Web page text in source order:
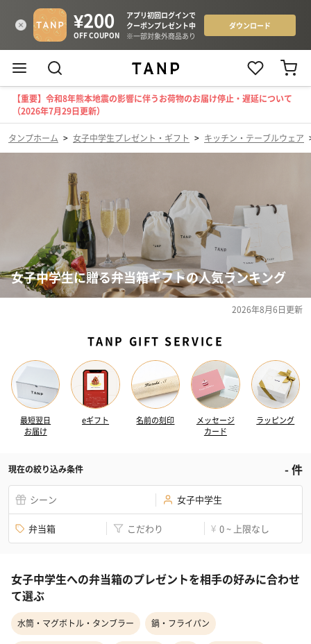
【重要】令和8年熊本地震の影響に伴うお荷物のお届け停止・遅延について
（2026年7月29日更新）
タンプホーム > 女子中学生プレゼント・ギフト > キッチン・テーブルウェア
女子中学生に贈る弁当箱ギフトの人気ランキング
2026年8月6日更新
TANP GIFT SERVICE
最短翌日
お届け
eギフト 名前の刻印
メッセージ
カード
ラッピング
現在の絞り込み条件 -件
シーン 女子中学生
弁当箱 こだわり ¥ 0 ~ 上限なし
女子中学生への弁当箱のプレゼントを相手の好みに合わせ
て選ぶ
水筒・マグボトル・タンブラー 鍋・フライパン